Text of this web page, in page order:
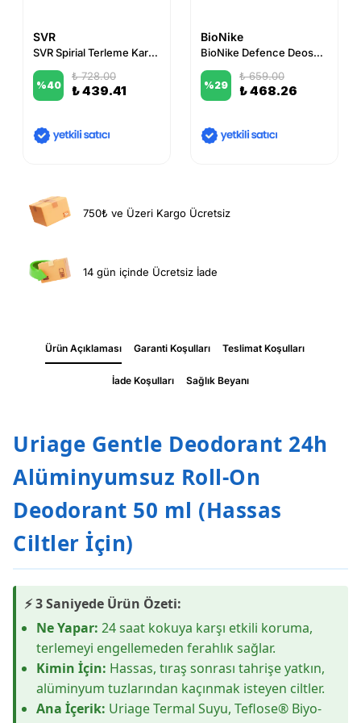
SVR
SVR Spirial Terleme Karşıtı Deodorant Sprey 75 ml
%40
₺ 728.00
₺ 439.41
BioNike
BioNike Defence Deosoft Care 48H Alm. Salt Free Roll On 50 ml
%29
₺ 659.00
₺ 468.26
750₺ ve Üzeri Kargo Ücretsiz
14 gün içinde Ücretsiz İade
Ürün Açıklaması Garanti Koşulları Teslimat Koşulları
İade Koşulları Sağlık Beyanı
Uriage Gentle Deodorant 24h
Alüminyumsuz Roll-On
Deodorant 50 ml (Hassas
Ciltler İçin)
⚡ 3 Saniyede Ürün Özeti:
Ne Yapar: 24 saat kokuya karşı etkili koruma,
terlemeyi engellemeden ferahlık sağlar.
Kimin İçin: Hassas, tıraş sonrası tahrişe yatkın,
alüminyum tuzlarından kaçınmak isteyen ciltler.
Ana İçerik: Uriage Termal Suyu, Teflose® Biyo-